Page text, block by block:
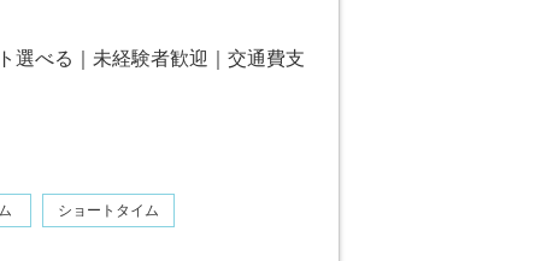
選べる｜未経験者歓迎｜交通費支
ショートタイム